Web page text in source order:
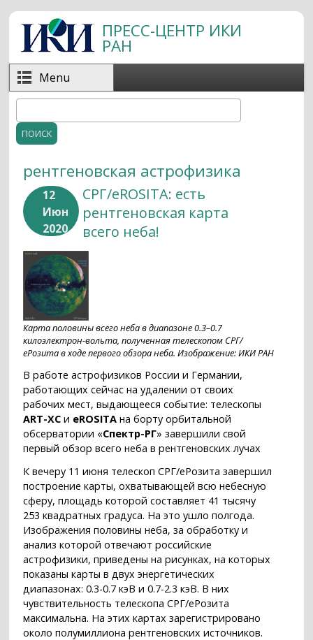
Перейти к основному содержанию
ПРЕСС-ЦЕНТР ИКИ
РАН
Menu
Форма поиска
рентгеновская астрофизика
12
Июн
2020
СРГ/eROSITA: есть
рентгеновская карта
всего неба!
Карта половины всего неба в диапазоне 0.3–0.7
килоэлектрон-вольта, полученная телескопом СРГ/
еРозита в ходе первого обзора неба. Изображение: ИКИ РАН
В работе астрофизиков России и Германии,
работающих сейчас на удалении от своих
рабочих мест, выдающееся событие: телескопы
ART-XC и eROSITA на борту орбитальной
обсерватории «Спектр-РГ» завершили свой
первый обзор всего неба в рентгеновских лучах
К вечеру 11 июня телескоп СРГ/еРозита завершил
построение карты, охватывающей всю небесную
сферу, площадь которой составляет 41 тысячу
253 квадратных градуса. На это ушло полгода.
Изображения половины неба, за обработку и
анализ которой отвечают российские
астрофизики, приведены на рисунках, на которых
показаны карты в двух энергетических
диапазонах: 0.3-0.7 кэВ и 0.7-2.3 кэВ. В них
чувствительность телескопа СРГ/еРозита
максимальна. На этих картах зарегистрировано
около полумиллиона рентгеновских источников.